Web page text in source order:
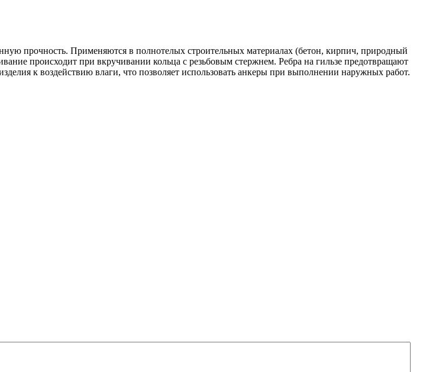
прочность. Применяются в полнотелых строительных материалах (бетон, кирпич, природный
происходит при вкручивании кольца с резьбовым стержнем. Ребра на гильзе предотвращают
к воздействию влаги, что позволяет использовать анкеры при выполнении наружных работ.